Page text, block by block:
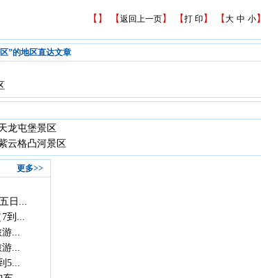
【 】 【返回上一页】 【打 印 】 【大 中 小】
”的地区直达文章
龙屯堡景区
云格凸河景区
更多>>
日...
到...
...
...